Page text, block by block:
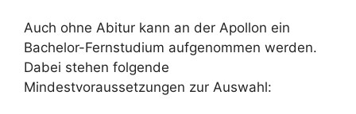
Auch ohne Abitur kann an der Apollon ein
Bachelor-Fernstudium aufgenommen werden.
Dabei stehen folgende
Mindestvoraussetzungen zur Auswahl: